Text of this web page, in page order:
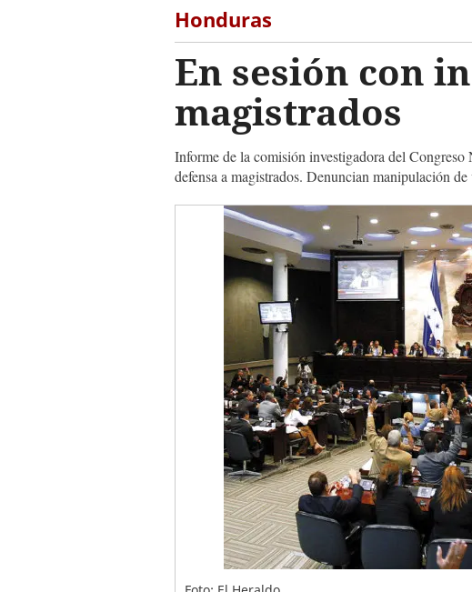
Honduras
En sesión con
magistrados
Informe de la comisión investigadora del
defensa a magistrados. Denuncian manipulación